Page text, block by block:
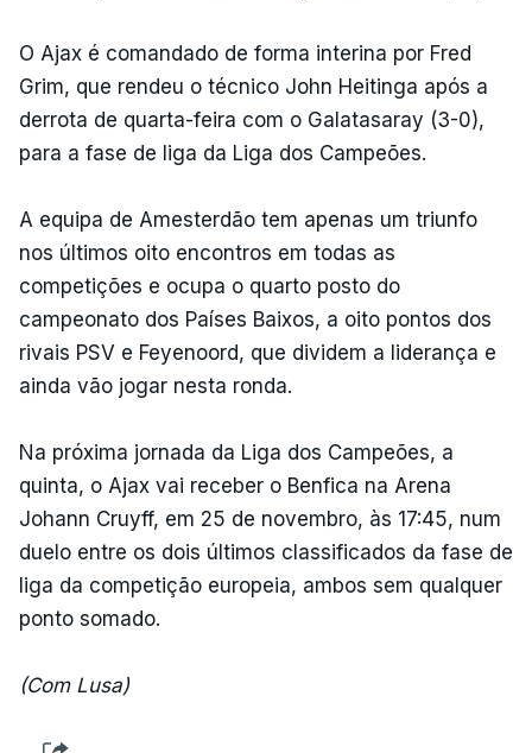
O Ajax é comandado de forma interina por Fred
Grim, que rendeu o técnico John Heitinga após a
derrota de quarta-feira com o Galatasaray (3-0),
para a fase de liga da Liga dos Campeões.
A equipa de Amesterdão tem apenas um triunfo
nos últimos oito encontros em todas as
competições e ocupa o quarto posto do
campeonato dos Países Baixos, a oito pontos dos
rivais PSV e Feyenoord, que dividem a liderança e
ainda vão jogar nesta ronda.
Na próxima jornada da Liga dos Campeões, a
quinta, o Ajax vai receber o Benfica na Arena
Johann Cruyff, em 25 de novembro, às 17:45, num
duelo entre os dois últimos classificados da fase de
liga da competição europeia, ambos sem qualquer
ponto somado.
(Com Lusa)